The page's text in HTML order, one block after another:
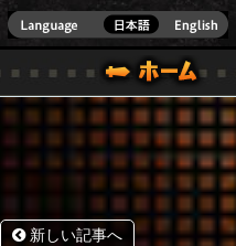
ONE VER.]
ガイド
ル｜HAPPY WARS(ハッピーウォーズ
サポート |
新しい記事へ